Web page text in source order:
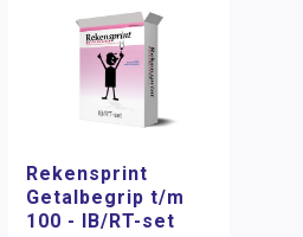
Rekensprint
Getalbegrip t/m
100 - IB/RT-set